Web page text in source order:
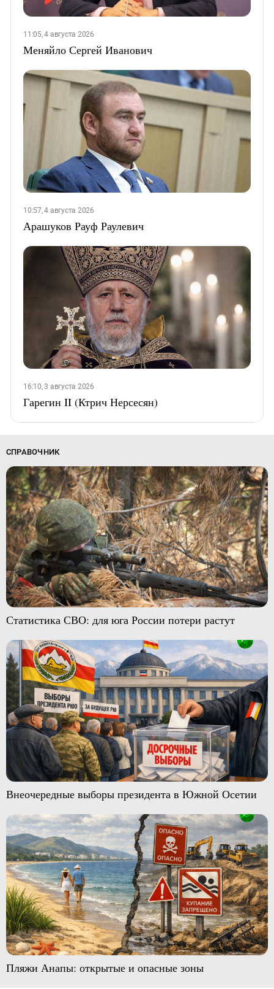
11:05, 4 августа 2026
Меняйло Сергей Иванович
10:57, 4 августа 2026
Арашуков Рауф Раулевич
16:10, 3 августа 2026
Гарегин II (Ктрич Нерсесян)
СПРАВОЧНИК
Статистика СВО: для юга России потери растут
Внеочередные выборы президента в Южной Осетии
Пляжи Анапы: открытые и опасные зоны